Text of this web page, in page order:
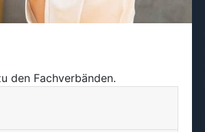
den Fachverbänden.